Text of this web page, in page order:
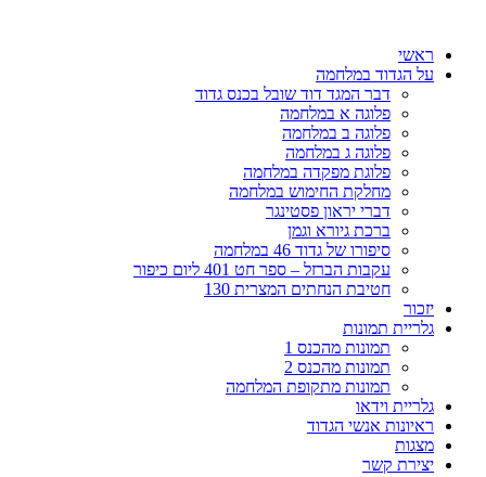
ראשי
על הגדוד במלחמה
דבר המגד דוד שובל בכנס גדוד
פלוגה א במלחמה
פלוגה ב במלחמה
פלוגה ג במלחמה
פלוגת מפקדה במלחמה
מחלקת החימוש במלחמה
דברי יראון פסטינגר
ברכת גיורא וגמן
סיפורו של גדוד 46 במלחמה
עקבות הברזל – ספר חט 401 ליום כיפור
חטיבת הנחתים המצרית 130
יזכור
גלריית תמונות
תמונות מהכנס 1
תמונות מהכנס 2
תמונות מתקופת המלחמה
גלריית וידאו
ראיונות אנשי הגדוד
מצגות
יצירת קשר